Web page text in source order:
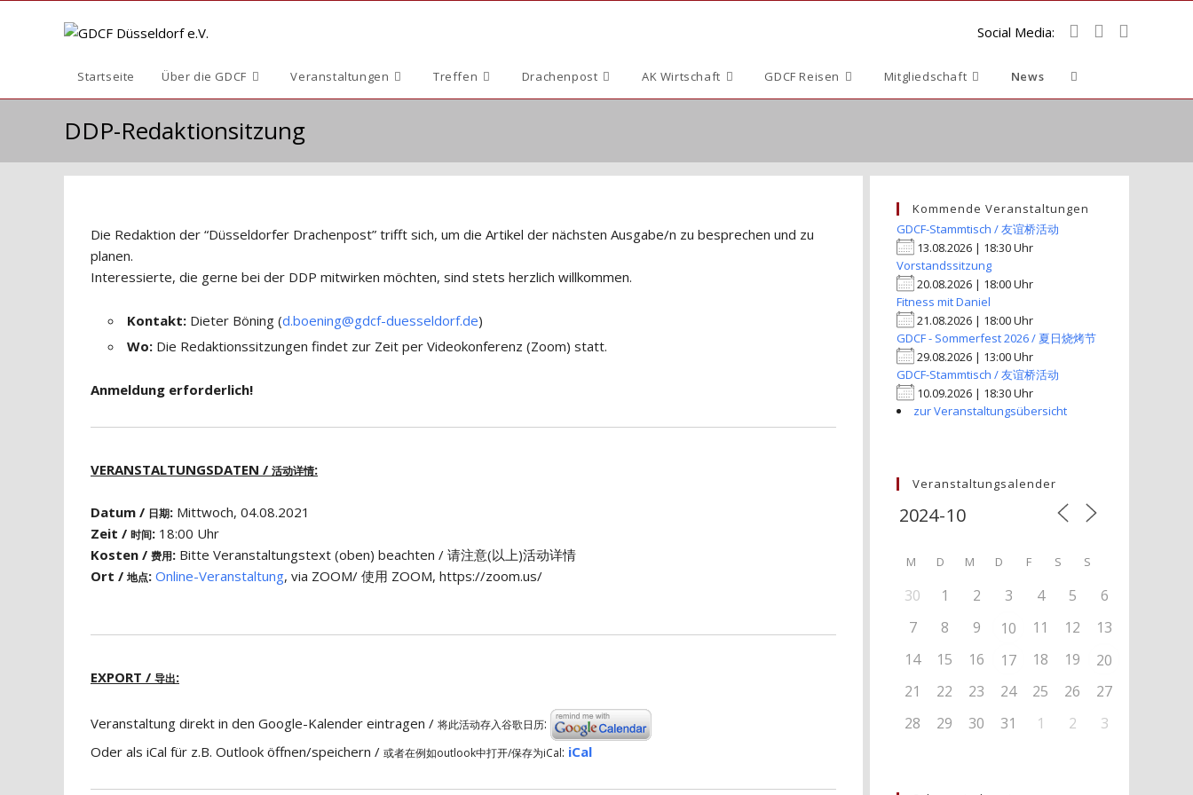
Social Media:
Startseite Über die GDCF Veranstaltungen Treffen Drachenpost AK Wirtschaft GDCF Reisen Mitgliedschaft News Website-
umschalten
DDP-Redaktionsitzung
Die Redaktion der “Düsseldorfer Drachenpost” trifft sich, um die Artikel der nächsten Ausgabe/n zu besprechen und zu
planen.
Interessierte, die gerne bei der DDP mitwirken möchten, sind stets herzlich willkommen.
Kontakt: Dieter Böning (d.boening@gdcf-duesseldorf.de)
Wo: Die Redaktionssitzungen findet zur Zeit per Videokonferenz (Zoom) statt.
Anmeldung erforderlich!
VERANSTALTUNGSDATEN / 活动详情:
Datum / 日期: Mittwoch, 04.08.2021
Zeit / 时间: 18:00 Uhr
Kosten / 费用: Bitte Veranstaltungstext (oben) beachten / 请注意(以上)活动详情
Ort / 地点: Online-Veranstaltung, via ZOOM/ 使用 ZOOM, https://zoom.us/
EXPORT / 导出:
Veranstaltung direkt in den Google-Kalender eintragen / 将此活动存入谷歌日历:
Oder als iCal für z.B. Outlook öffnen/speichern / 或者在例如outlook中打开/保存为iCal: iCal
Kommende Veranstaltungen
GDCF-Stammtisch / 友谊桥活动
13.08.2026 | 18:30 Uhr
Vorstandssitzung
20.08.2026 | 18:00 Uhr
Fitness mit Daniel
21.08.2026 | 18:00 Uhr
GDCF - Sommerfest 2026 / 夏日烧烤节
29.08.2026 | 13:00 Uhr
GDCF-Stammtisch / 友谊桥活动
10.09.2026 | 18:30 Uhr
zur Veranstaltungsübersicht
Veranstaltungsalender
M D M D F S S
30 1 2 3 4 5
6
7
8 9 10 11 12
13
14
15 16 17 18 19
20
21
22 23 24 25 26
27
28
29 30 31 1 2 3